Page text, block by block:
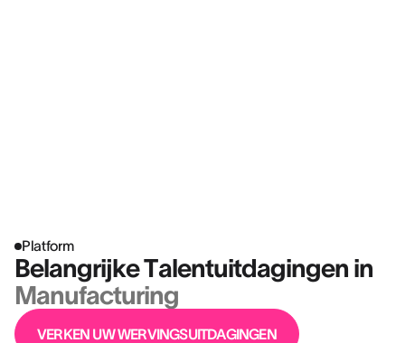
Platform
Belangrijke Talentuitdagingen in
Manufacturing
VERKEN UW WERVINGSUITDAGINGEN